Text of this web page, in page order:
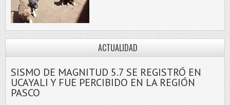
ACTUALIDAD
SISMO DE MAGNITUD 5.7 SE REGISTRÓ EN
UCAYALI Y FUE PERCIBIDO EN LA REGIÓN
PASCO